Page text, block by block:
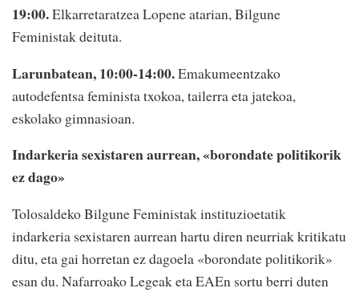
19:00.Elkarretaratzea Lopene atarian, Bilgune
Feministak deituta.
Larunbatean, 10:00-14:00.Emakumeentzako
autodefentsa feminista txokoa, tailerra eta jatekoa,
eskolako gimnasioan.
Indarkeria sexistaren aurrean, «borondate politikorik
ez dago»
Tolosaldeko Bilgune Feministak instituzioetatik
indarkeria sexistaren aurrean hartu diren neurriak kritikatu
ditu, eta gai horretan ez dagoela «borondate politikorik»
esan du. Nafarroako Legeak eta EAEn sortu berri duten